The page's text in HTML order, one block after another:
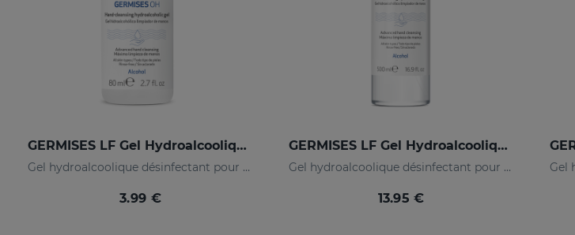
GERMISES LF Gel Hydroalcoolique Pour Les Mains 80ml
Gel hydroalcoolique désinfectant pour les mains avec d’alcool
3.99 €
GERMISES LF Gel Hydroalcoolique Pour Les Mains 500ml
Gel hydroalcoolique désinfectant pour les mains avec d’alcool
13.95 €